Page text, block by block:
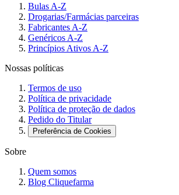
Bulas A-Z
Drogarias/Farmácias parceiras
Fabricantes A-Z
Genéricos A-Z
Princípios Ativos A-Z
Nossas políticas
Termos de uso
Política de privacidade
Política de proteção de dados
Pedido do Titular
Preferência de Cookies
Sobre
Quem somos
Blog Cliquefarma